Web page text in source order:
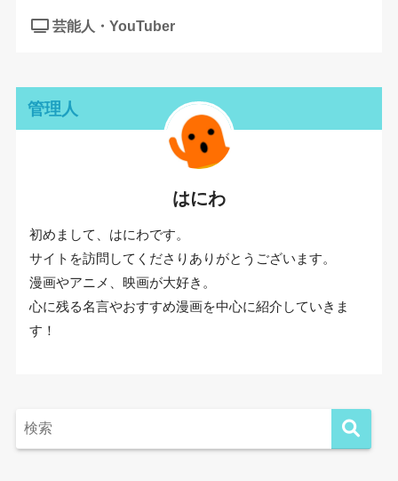
芸能人・YouTuber
管理人
はにわ
初めまして、はにわです。
サイトを訪問してくださりありがとうございます。
漫画やアニメ、映画が大好き。
心に残る名言やおすすめ漫画を中心に紹介していきま
す！